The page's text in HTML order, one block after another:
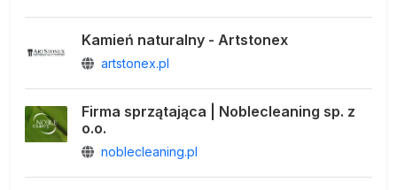
Kamień naturalny - Artstonex
artstonex.pl
Firma sprzątająca | Noblecleaning sp. z
o.o.
noblecleaning.pl